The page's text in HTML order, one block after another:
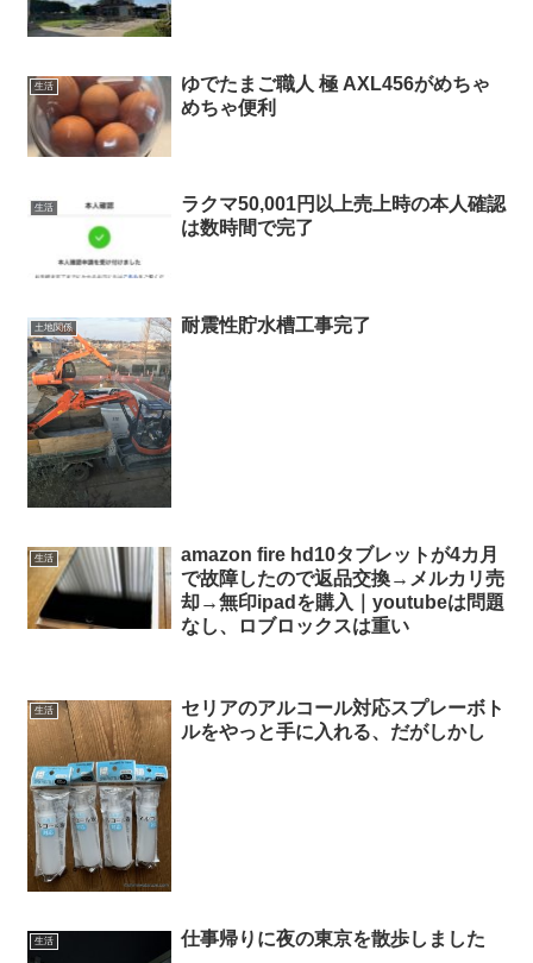
生活
ゆでたまご職人 極 AXL456がめちゃ
めちゃ便利
生活
ラクマ50,001円以上売上時の本人確認
は数時間で完了
土地関係 耐震性貯水槽工事完了
生活
amazon fire hd10タブレットが4カ月
で故障したので返品交換→メルカリ売
却→無印ipadを購入｜youtubeは問題
なし、ロブロックスは重い
生活
セリアのアルコール対応スプレーボト
ルをやっと手に入れる、だがしかし
生活 仕事帰りに夜の東京を散歩しました